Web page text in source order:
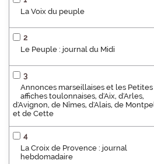
La Voix du peuple
2
Le Peuple : journal du Midi
3
Annonces marseillaises et les Petites
affiches toulonnaises, d'Aix, d'Arles,
d'Avignon, de Nîmes, d'Alais, de
et de Cette
4
La Croix de Provence : journal
hebdomadaire